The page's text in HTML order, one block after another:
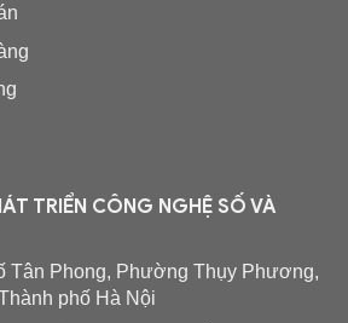
TRIỂN CÔNG NGHỆ SỐ VÀ
Tân Phong, Phường Thụy Phương,
phố Hà Nội